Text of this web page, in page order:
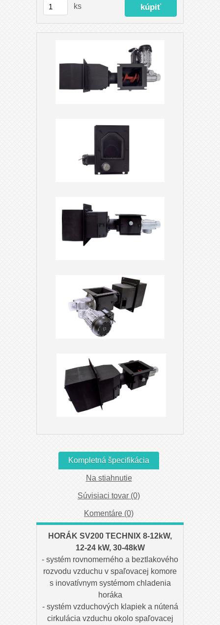
ks
Kompletná špecifikácia
Na stiahnutie
Súvisiaci tovar (0)
Komentáre (0)
HORÁK SV200 TECHNIX 8-12kW,
12-24 kW, 30-48kW
- systém rovnomerného a beztlakového
rozvodu vzduchu v spaľovacej komore
s inovatívnym systémom chladenia
horáka
- systém vzduchových klapiek a nútená
cirkulácia vzduchu okolo spaľovacej